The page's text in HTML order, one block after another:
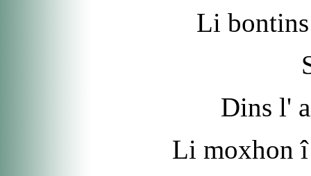
Li
Dins l'
Li moxhon